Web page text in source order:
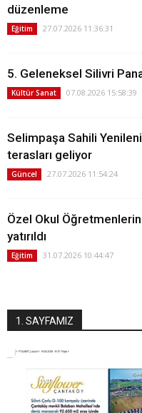
düzenleme
Eğitim 27.07.2026 11:36:31
5. Geleneksel Silivri
Kültür Sanat 07.08.2026 15:58:39
Selimpaşa Sahili
terasları geliyor
Güncel 27.07.2026 11:54:24
Özel Okul
yatırıldı
Eğitim 31.07.2026 10:44:47
1. SAYFAMIZ